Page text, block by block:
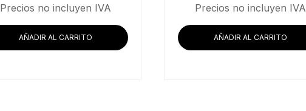
Precios no incluyen IVA
AÑADIR AL CARRITO
Precios no incluyen IVA
AÑADIR AL CARRITO